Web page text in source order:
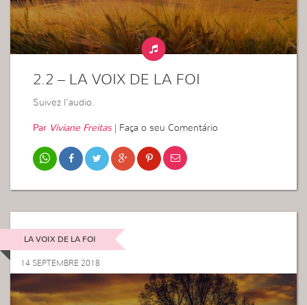
2.2 – LA VOIX DE LA FOI
Suivez l’audio.
Par Viviane Freitas| Faça o seu Comentário
LA VOIX DE LA FOI
14 SEPTEMBRE 2018